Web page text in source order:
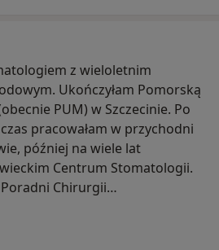
z wieloletnim
Ukończyłam Pomorską
PUM) w Szczecinie. Po
pracowałam w przychodni
później na wiele lat
Centrum Stomatologii.
Chirurgii
starszego asystenta
roku prowadzę